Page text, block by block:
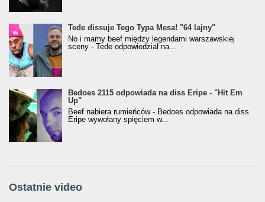
Tede dissuje Tego Typa Mesa! "64 lajny"
No i mamy beef między legendami warszawskiej
sceny - Tede odpowiedział na...
Bedoes 2115 odpowiada na diss Eripe - "Hit Em
Up"
Beef nabiera rumieńców - Bedoes odpowiada na diss
Eripe wywołany spięciem w...
Ostatnie video